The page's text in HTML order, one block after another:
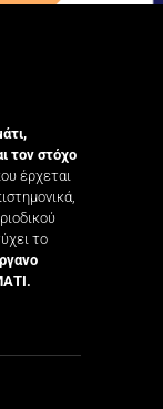
τον στόχο
έρχεται
το